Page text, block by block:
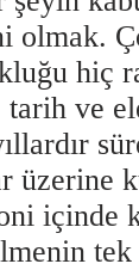
olmak.
hiç
tarih ve
üzerine
içinde